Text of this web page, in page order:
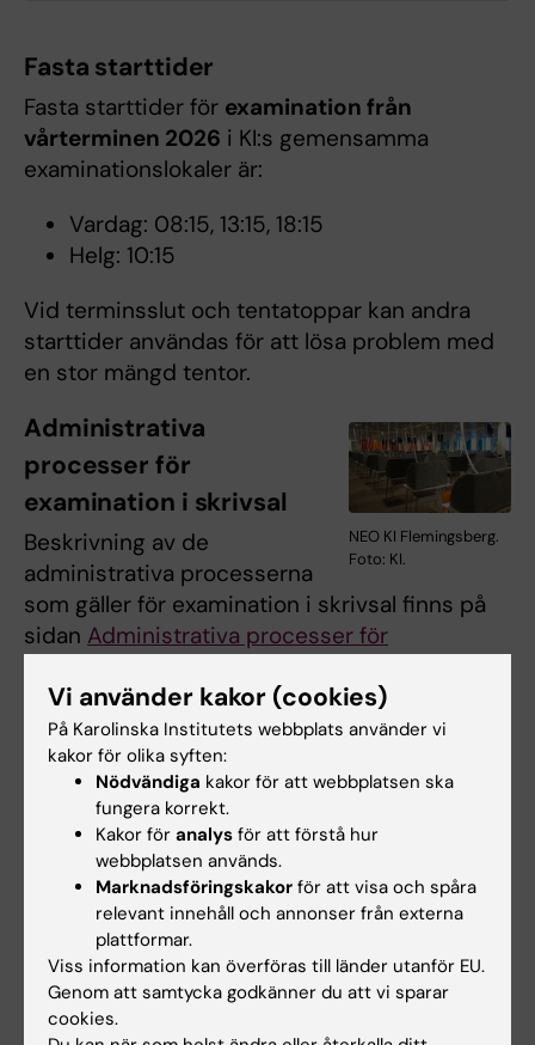
Fasta starttider
Fasta starttider för examination från
vårterminen 2026 i KI:s gemensamma
examinationslokaler är:
Vardag: 08:15, 13:15, 18:15
Helg: 10:15
Vid terminsslut och tentatoppar kan andra
starttider användas för att lösa problem med
en stor mängd tentor.
NEO KI Flemingsberg.
Foto: KI.
Administrativa
processer för
examination i skrivsal
Beskrivning av de
administrativa processerna
som gäller för examination i skrivsal finns på
sidan Administrativa processer för
uppdateras processerna efter hand.
Under administrativa processer hittar du
också en PowerPoint-presentation som
översiktligt beskriver ansvarsområden vid
examination i skrivsal.
Lokaler som hanteras av
Tentamensservice
Campus Solna:Skrivsal BZ(240 pl.),Skrivsal
Widerströmska(45 pl.), Skrivsal Enter (15 pl.),
Vi använder kakor (cookies)
På Karolinska Institutets webbplats använder vi
kakor för olika syften:
Nödvändiga kakor för att webbplatsen ska
fungera korrekt.
Kakor för analys för att förstå hur
webbplatsen används.
Marknadsföringskakor för att visa och spåra
relevant innehåll och annonser från externa
plattformar.
Viss information kan överföras till länder utanför EU.
Genom att samtycka godkänner du att vi sparar
cookies.